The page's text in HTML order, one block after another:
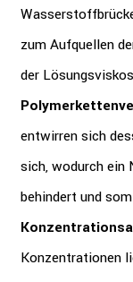
zum Aufquellen
der
entwirren sich
sich, wodurch ein
behindert und
Konzentrationen